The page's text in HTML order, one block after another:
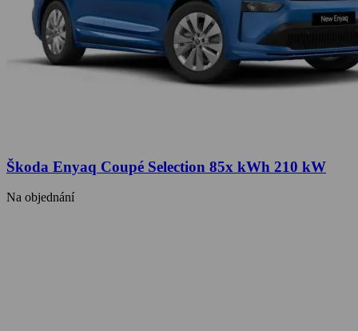
Škoda Enyaq Coupé Selection 85x kWh 210 kW
Na objednání